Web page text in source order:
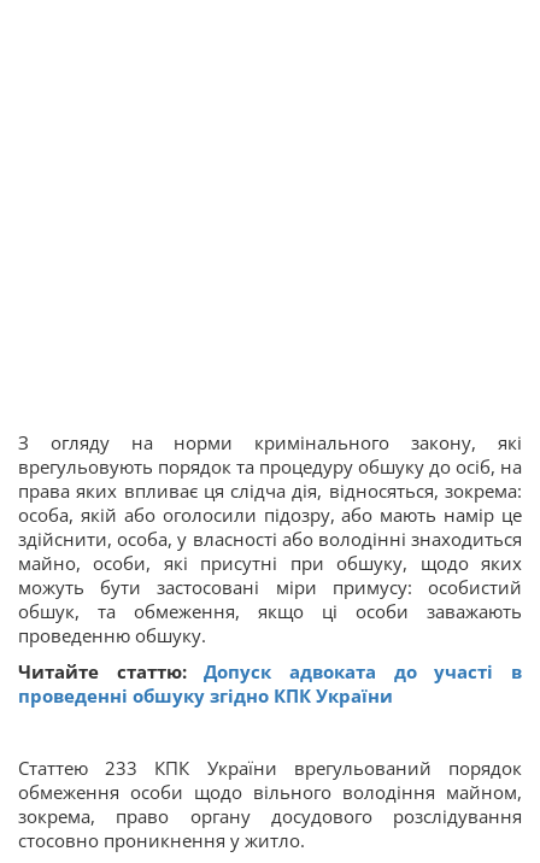
З огляду на норми кримінального закону, які
врегульовують порядок та процедуру обшуку до осіб, на
права яких впливає ця слідча дія, відносяться, зокрема:
особа, якій або оголосили підозру, або мають намір це
здійснити, особа, у власності або володінні знаходиться
майно, особи, які присутні при обшуку, щодо яких
можуть бути застосовані міри примусу: особистий
обшук, та обмеження, якщо ці особи заважають
проведенню обшуку.
Читайте статтю:Допуск адвоката до участі в
проведенні обшуку згідно КПК України
Статтею 233 КПК України врегульований порядок
обмеження особи щодо вільного володіння майном,
зокрема, право органу досудового розслідування
стосовно проникнення у житло.